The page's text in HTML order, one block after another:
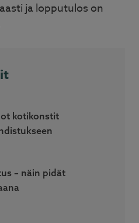
ja lopputulos on
kotikonstit
– näin pidät